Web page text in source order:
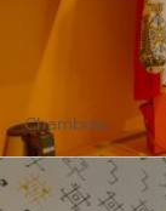
Chambres